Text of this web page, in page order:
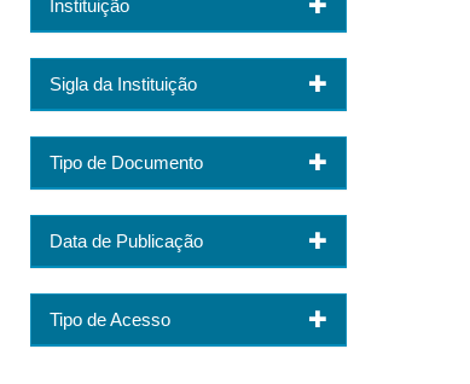
Instituição
Sigla da Instituição
Tipo de Documento
Data de Publicação
Tipo de Acesso